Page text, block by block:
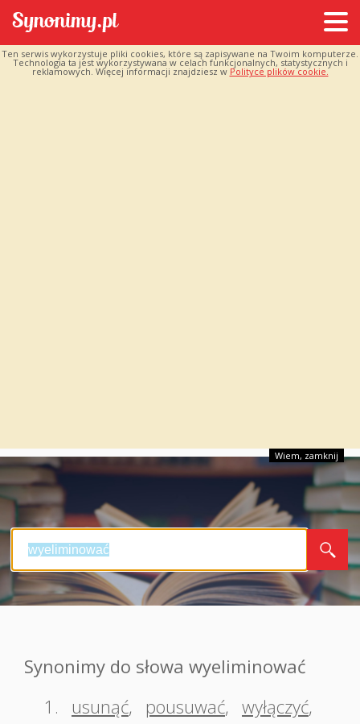
Ten serwis wykorzystuje pliki cookies, które są zapisywane na Twoim komputerze.
Technologia ta jest wykorzystywana w celach funkcjonalnych, statystycznych i
reklamowych. Więcej informacji znajdziesz w Polityce plików cookie.
Wiem, zamknij
Synonimy do słowa wyeliminować
1.
usunąć, pousuwać, wyłączyć,